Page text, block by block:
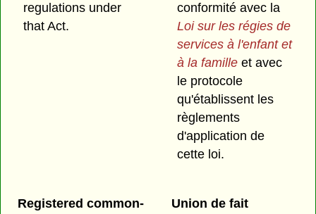
regulations under
that Act.
conformité avec la
Loi sur les régies de
services à l'enfant et
à la familleet avec
le protocole
qu'établissent les
règlements
d'application de
cette loi.
Registered common-
Union de fait